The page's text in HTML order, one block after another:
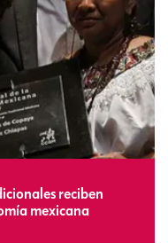
reciben
mexicana